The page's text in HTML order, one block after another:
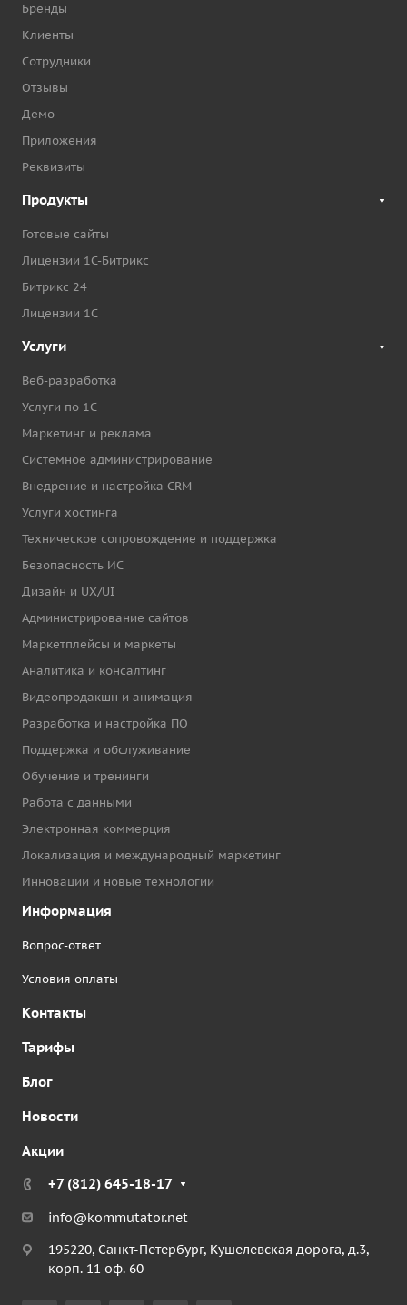
Бренды
Клиенты
Сотрудники
Отзывы
Демо
Приложения
Реквизиты
Продукты
Готовые сайты
Лицензии 1С-Битрикс
Битрикс 24
Лицензии 1С
Услуги
Веб-разработка
Услуги по 1С
Маркетинг и реклама
Системное администрирование
Внедрение и настройка CRM
Услуги хостинга
Техническое сопровождение и поддержка
Безопасность ИС
Дизайн и UX/UI
Администрирование сайтов
Маркетплейсы и маркеты
Аналитика и консалтинг
Видеопродакшн и анимация
Разработка и настройка ПО
Поддержка и обслуживание
Обучение и тренинги
Работа с данными
Электронная коммерция
Локализация и международный маркетинг
Инновации и новые технологии
Информация
Вопрос-ответ
Условия оплаты
Контакты
Тарифы
Блог
Новости
Акции
+7 (812) 645-18-17
info@kommutator.net
195220, Санкт-Петербург, Кушелевская дорога, д.3,
корп. 11 оф. 60